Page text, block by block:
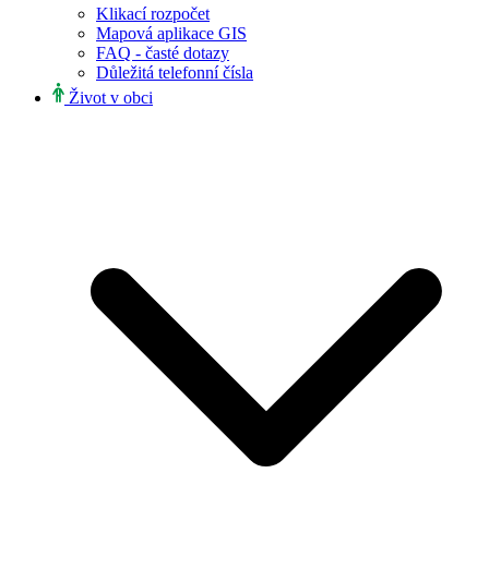
Klikací rozpočet
Mapová aplikace GIS
FAQ - časté dotazy
Důležitá telefonní čísla
Život v obci